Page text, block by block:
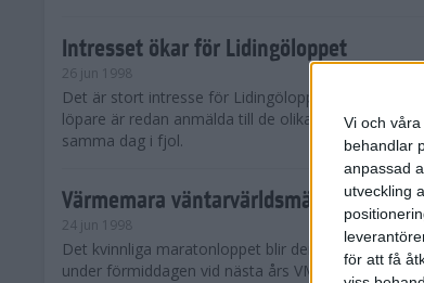
Vi och
behandlar
anpassad
utveckling
för att få
Intresset ökar för Lidingöloppet
26 jun 1998
Det är stort intresse för Lidingöloppet som avgörs
löpare är redan anmälda till de olika klassena. Det
samma dag i fjol.
Värmemara
24 jun 1998
Det kvinnliga maratonloppet blir den enda gren
under förmiddagen vid nästa års VM i friidrott.